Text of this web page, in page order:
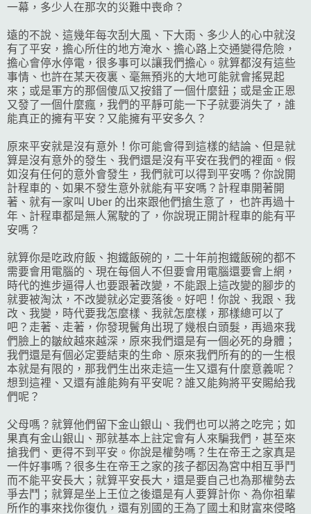
一幕，多少人在那次的災難中喪命？
遠的不說、這幾年每次刮大風、下大雨、多少人的心中就沒
有了平安，擔心所住的地方淹水、擔心路上交通變得危險，
擔心會停水停電，很多事可以讓我們擔心。就算都沒有這些
事情、也許在某天夜裏、毫無預兆的大地可能就會搖晃起
來；或是軍方的那個傻瓜又按錯了一個什麼鈕；或是金正恩
又發了一個什麼瘋，我們的平靜可能一下子就要消失了，誰
能真正的擁有平安？又能擁有平安多久？
原來平安就是沒有意外！你可能會得到這樣的結論、但是就
算是沒有意外的發生、我們還是沒有平安在我們的裡面。假
如沒有任何的意外會發生，我們就可以得到平安嗎？你說開
計程車的、如果不發生意外就能有平安嗎？計程車開著開
著、就有一家叫 Uber 的出來跟他們搶生意了， 也許再過十
年、計程車都是無人駕駛的了，你說現正開計程車的能有平
安嗎？
就算你是吃政府飯、抱鐵飯碗的，二十年前抱鐵飯碗的都不
需要會用電腦的、現在每個人不但要會用電腦還要會上網，
時代的進步逼得人也要跟著改變，不能跟上這改變的腳步的
就要被淘汰，不改變就必定要落後。好吧！你說、我跟、我
改、我變，時代要我怎麼樣、我就怎麼樣，那樣總可以了
吧？走著、走著，你發現鬢角出現了幾根白頭髮，再過來我
們臉上的皺紋越來越深，原來我們還是有一個必死的身體；
我們還是有個必定要結束的生命、原來我們所有的的一生根
本就是有限的，那我們生出來走這一生又還有什麼意義呢？
想到這裡、又還有誰能夠有平安呢？誰又能夠將平安賜給我
們呢？
父母嗎？就算他們留下金山銀山、我們也可以將之吃完；如
果真有金山銀山、那就基本上註定會有人來騙我們，甚至來
搶我們、更得不到平安。你說是權勢嗎？生在帝王之家真是
一件好事嗎？很多生在帝王之家的孩子都因為宮中相互爭鬥
而不能平安長大；就算平安長大，還是要自己也為那權勢去
爭去鬥；就算是坐上王位之後還是有人要算計你、為你祖輩
所作的事來找你復仇，還有別國的王為了國土和財富來侵略